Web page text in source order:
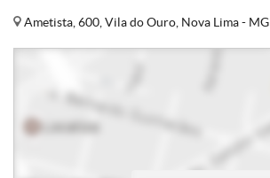
Ametista, 600, Vila do Ouro, Nova Lima - MG